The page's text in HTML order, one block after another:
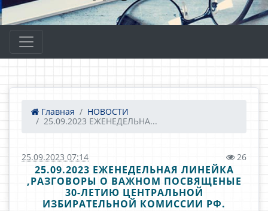
Главная
НОВОСТИ
25.09.2023 ЕЖЕНЕДЕЛЬНА...
25.09.2023 07:14 26
25.09.2023 ЕЖЕНЕДЕЛЬНАЯ ЛИНЕЙКА
,РАЗГОВОРЫ О ВАЖНОМ ПОСВЯЩЕНЫЕ
30-ЛЕТИЮ ЦЕНТРАЛЬНОЙ
ИЗБИРАТЕЛЬНОЙ КОМИССИИ РФ.